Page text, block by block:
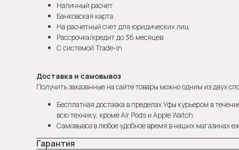
Наличный расчет
Банковская карта
На расчетный счет для юридических лиц
Рассрочка/кредит до 36 месяцев
С системой Trade-in
Доставка и самовывоз
Получить заказанные на сайте товары можно одним из двух
Бесплатная доставка в пределах Уфы курьером в
всю технику, кроме Air Pods и Apple Watch.
Самовывоз в любое удобное время в наших магазинах
Гарантия